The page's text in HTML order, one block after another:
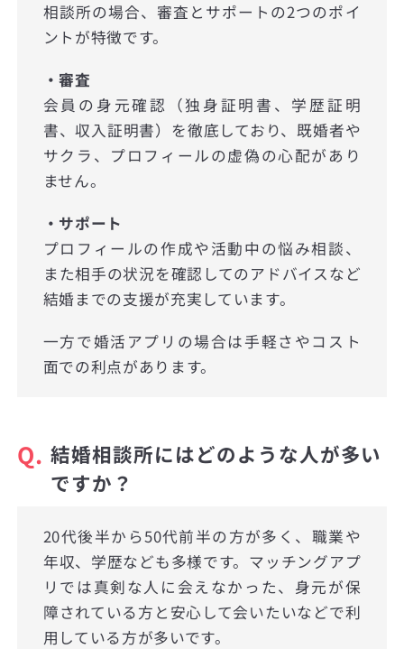
相談所の場合、審査とサポートの2つのポイ
ントが特徴です。
・審査
会員の身元確認（独身証明書、学歴証明
書、収入証明書）を徹底しており、既婚者や
サクラ、プロフィールの虚偽の心配があり
ません。
・サポート
プロフィールの作成や活動中の悩み相談、
また相手の状況を確認してのアドバイスなど
結婚までの支援が充実しています。
一方で婚活アプリの場合は手軽さやコスト
面での利点があります。
Q. 結婚相談所にはどのような人が多い
ですか？
20代後半から50代前半の方が多く、職業や
年収、学歴なども多様です。マッチングアプ
リでは真剣な人に会えなかった、身元が保
障されている方と安心して会いたいなどで利
用している方が多いです。